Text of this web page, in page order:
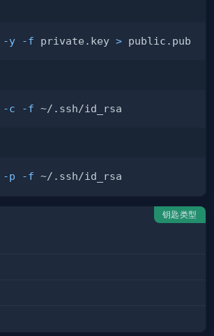
-y -f private.key >
-c -f
-p -f
钥匙类型